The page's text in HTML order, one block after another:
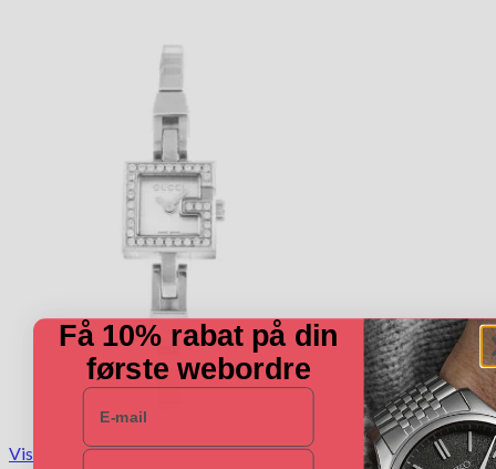
Vis
Få 10% rabat på din
første webordre
E-mail
Navn